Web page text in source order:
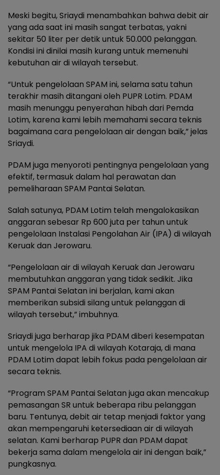
Meski begitu, Sriaydi menambahkan bahwa debit air
yang ada saat ini masih sangat terbatas, yakni
sekitar 50 liter per detik untuk 50.000 pelanggan.
Kondisi ini dinilai masih kurang untuk memenuhi
kebutuhan air di wilayah tersebut.
“Untuk pengelolaan SPAM ini, selama satu tahun
terakhir masih ditangani oleh PUPR Lotim. PDAM
masih menunggu penyerahan hibah dari Pemda
Lotim, karena kami lebih memahami secara teknis
bagaimana cara pengelolaan air dengan baik,” jelas
Sriaydi.
PDAM juga menyoroti pentingnya pengelolaan yang
efektif, termasuk dalam hal perawatan dan
pemeliharaan SPAM Pantai Selatan.
Salah satunya, PDAM Lotim telah mengalokasikan
anggaran sebesar Rp 600 juta per tahun untuk
pengelolaan Instalasi Pengolahan Air (IPA) di wilayah
Keruak dan Jerowaru.
“Pengelolaan air di wilayah Keruak dan Jerowaru
membutuhkan anggaran yang tidak sedikit. Jika
SPAM Pantai Selatan ini berjalan, kami akan
memberikan subsidi silang untuk pelanggan di
wilayah tersebut,” imbuhnya.
Sriaydi juga berharap jika PDAM diberi kesempatan
untuk mengelola IPA di wilayah Kotaraja, di mana
PDAM Lotim dapat lebih fokus pada pengelolaan air
secara teknis.
“Program SPAM Pantai Selatan juga akan mencakup
pemasangan SR untuk beberapa ribu pelanggan
baru. Tentunya, debit air tetap menjadi faktor yang
akan mempengaruhi ketersediaan air di wilayah
selatan. Kami berharap PUPR dan PDAM dapat
bekerja sama dalam mengelola air ini dengan baik,”
pungkasnya.